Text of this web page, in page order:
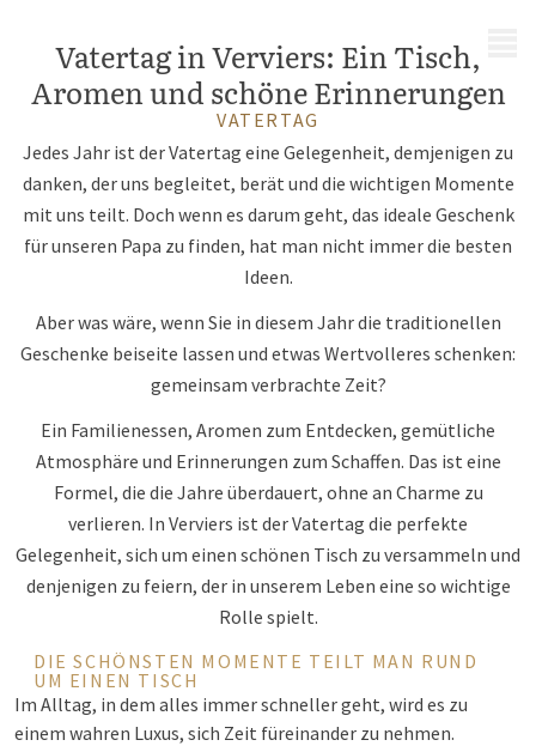
Vatertag in Verviers: Ein Tisch,
Aromen und schöne Erinnerungen
VATERTAG
Jedes Jahr ist der Vatertag eine Gelegenheit, demjenigen zu
danken, der uns begleitet, berät und die wichtigen Momente
mit uns teilt. Doch wenn es darum geht, das ideale Geschenk
für unseren Papa zu finden, hat man nicht immer die besten
Ideen.
Aber was wäre, wenn Sie in diesem Jahr die traditionellen
Geschenke beiseite lassen und etwas Wertvolleres schenken:
gemeinsam verbrachte Zeit?
Ein Familienessen, Aromen zum Entdecken, gemütliche
Atmosphäre und Erinnerungen zum Schaffen. Das ist eine
Formel, die die Jahre überdauert, ohne an Charme zu
verlieren. In Verviers ist der Vatertag die perfekte
Gelegenheit, sich um einen schönen Tisch zu versammeln und
denjenigen zu feiern, der in unserem Leben eine so wichtige
Rolle spielt.
DIE SCHÖNSTEN MOMENTE TEILT MAN RUND
UM EINEN TISCH
Im Alltag, in dem alles immer schneller geht, wird es zu
einem wahren Luxus, sich Zeit füreinander zu nehmen.